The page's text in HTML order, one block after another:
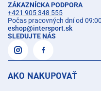
ZÁKAZNÍCKA PODPORA
+421 905 348 555
Počas pracovných dní od
eshop@intersport.sk
SLEDUJTE NÁS
AKO NAKUPOVAŤ